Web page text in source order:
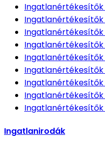
Ingatlanértékesítők
Ingatlanértékesítők
Ingatlanértékesítők
Ingatlanértékesítők
Ingatlanértékesítők
Ingatlanértékesítők
Ingatlanértékesítők
Ingatlanértékesítők
Ingatlanértékesítők
Ingatlanirodák